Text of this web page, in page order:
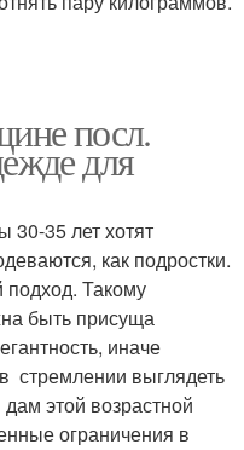
посл.
для
35 лет хотят
как подростки.
Такому
быть присуща
иначе
стремлении выглядеть
этой возрастной
ограничения в